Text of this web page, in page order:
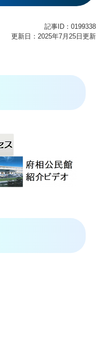
記事ID：0199338
更新日：2025年7月25日更新